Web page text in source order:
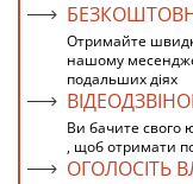
Отримайте
нашому
подальших діях
Ви бачите свого
, щоб отримати
ОГОЛОСІТЬ